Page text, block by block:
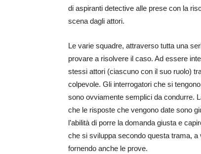
di aspiranti detective alle prese con la
scena dagli attori.
Le varie squadre, attraverso tutta una
provare a risolvere il caso. Ad essere
stessi attori (ciascuno con il suo ruolo)
colpevole. Gli interrogatori che si
sono ovviamente semplici da condurre.
che le risposte che vengono date sono
l’abilità di porre la domanda giusta e
che si sviluppa secondo questa trama,
fornendo anche le prove.